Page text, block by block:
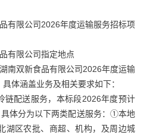
有限公司2026年度运输服务招标项
有限公司指定地点
南双新食品有限公司2026年度运输
体涵盖业务及相关要求如下：
链配送服务，本标段2026年度预计
体分为以下两类配送服务：①本地
湖区农批、商超、机构，及周边城